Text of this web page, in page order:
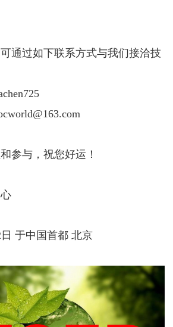
通过如下联系方式与我们接洽技
参与，祝您好运！
日 于中国首都 北京